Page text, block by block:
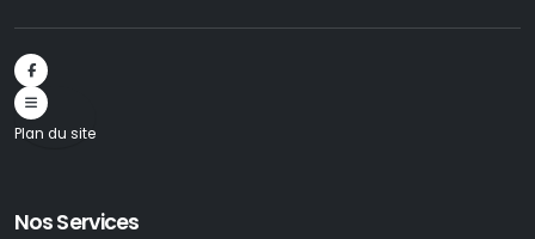
Plan du site
Nos Services